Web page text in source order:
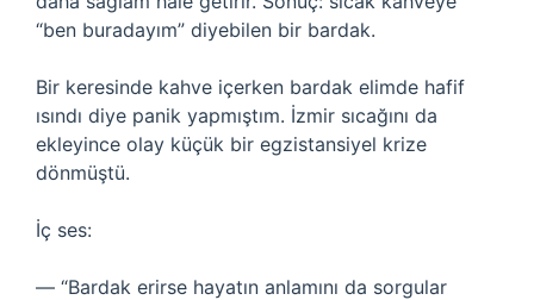
“ben buradayım” diyebilen bir bardak.
Bir keresinde kahve içerken bardak elimde hafif
ısındı diye panik yapmıştım. İzmir sıcağını da
ekleyince olay küçük bir egzistansiyel krize
dönmüştü.
İç ses:
— “Bardak erirse hayatın anlamını da sorgular